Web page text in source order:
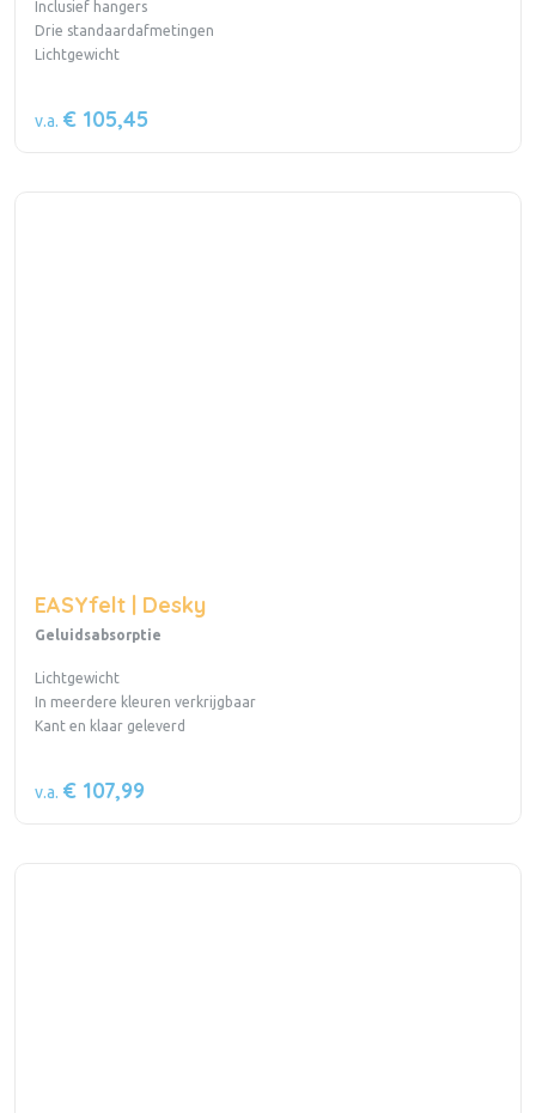
Inclusief hangers
Drie standaardafmetingen
Lichtgewicht
v.a. € 105,45
EASYfelt | Desky
Geluidsabsorptie
Lichtgewicht
In meerdere kleuren verkrijgbaar
Kant en klaar geleverd
v.a. € 107,99